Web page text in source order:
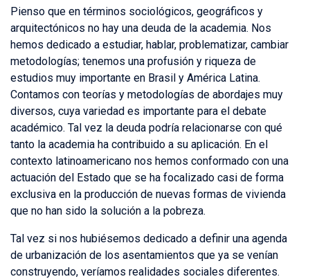
Pienso que en términos sociológicos, geográficos y
arquitectónicos no hay una deuda de la academia. Nos
hemos dedicado a estudiar, hablar, problematizar, cambiar
metodologías; tenemos una profusión y riqueza de
estudios muy importante en Brasil y América Latina.
Contamos con teorías y metodologías de abordajes muy
diversos, cuya variedad es importante para el debate
académico. Tal vez la deuda podría relacionarse con qué
tanto la academia ha contribuido a su aplicación. En el
contexto latinoamericano nos hemos conformado con una
actuación del Estado que se ha focalizado casi de forma
exclusiva en la producción de nuevas formas de vivienda
que no han sido la solución a la pobreza.
Tal vez si nos hubiésemos dedicado a definir una agenda
de urbanización de los asentamientos que ya se venían
construyendo, veríamos realidades sociales diferentes.